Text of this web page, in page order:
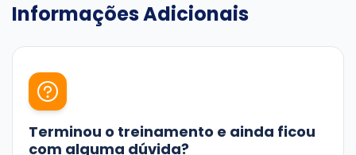
Informações Adicionais
Terminou o treinamento e ainda ficou
com alguma dúvida?